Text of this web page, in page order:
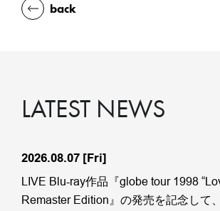
back
LATEST NEWS
2026.08.07 [Fri]
LIVE Blu-ray作品『globe tour 1998
Remaster Edition』の発売を記念して